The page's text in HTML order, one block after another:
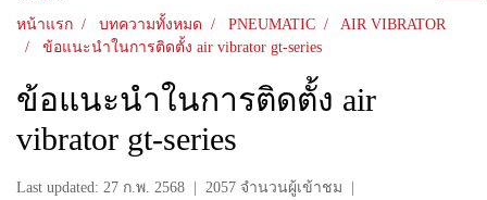
หน้าแรก บทความทั้งหมด PNEUMATIC
AIR VIBRATOR
ข้อแนะนำในการติดตั้ง air vibrator gt-series
ข้อแนะนำในการติดตั้ง air
vibrator gt-series
Last updated: 27 ก.พ. 2568 2057 จำนวนผู้เข้าชม